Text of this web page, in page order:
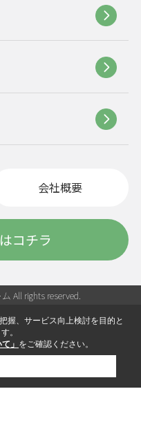
会社概要
コチラ
All rights reserved.
握、サービス向上検討を目的と
。
」 をご確認ください。